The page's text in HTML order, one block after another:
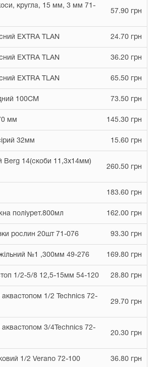
кругла, 15 мм, 3 мм 71-
57.90 грн
EXTRA TLAN 24.70 грн
EXTRA TLAN 36.20 грн
EXTRA TLAN 65.50 грн
100СМ 73.50 грн
мм 145.30 грн
32мм 15.60 грн
Berg 14(скоби 11,3х14мм)
260.50 грн
183.60 грн
поліурет.800мл 162.00 грн
рослин 20шт 71-076 93.30 грн
№1 ,300мм 49-276 169.80 грн
1/2-5/8 12,5-15мм 54-120 28.80 грн
аквастопом 1/2 Technics 72-
29.70 грн
аквастопом 3/4Technics 72-
20.30 грн
1/2 Verano 72-100 36.80 грн